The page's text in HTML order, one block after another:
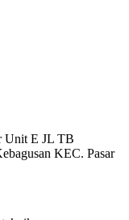
Unit E JL TB
KEC. Pasar